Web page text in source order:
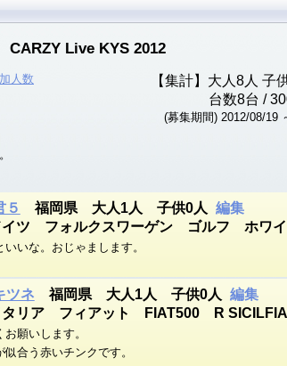
CARZY Live KYS 2012
人数
【集計】大人 8人 子
台数8台 /
(募集期間) 2012/08/19
５ 福岡県 大人1人 子供0人
編集
ツ フォルクスワーゲン ゴルフ ホワ
いいな。おじゃまします。
ツネ 福岡県 大人1人 子供0人
編集
リア フィアット FIAT500 R
お願いします。
似合う赤いチンクです。